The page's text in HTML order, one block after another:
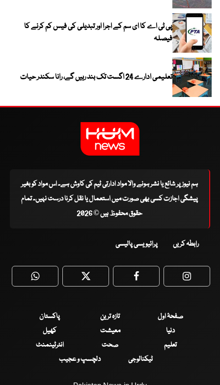
پی ٹی اے کا ای سم کے اجرا اور تبدیلی کی فیس کم کرنے کا
فیصلہ
تعلیمی ادارے 24 اگست تک بند رہیں گے، رانا سکندر حیات
ہم نیوز پر شائع یا نشر ہونے والا مواد ادارتی ٹیم کی کاوش ہے۔ اس مواد کو بغیر
پیشگی اجازت کسی بھی صورت میں استعمال یا نقل کرنا درست نہیں۔ تمام
حقوق محفوظ ہیں © 2026
رابطہ کریں پرائیویسی پالیسی
WhatsApp Twitter Facebook
صفحۂ اول تازہ ترین
پاکستان
دنیا
معیشت
کھیل
تعلیم
صحت
انٹرٹینمنٹ
ٹیکنالوجی
دلچسپ و عجیب